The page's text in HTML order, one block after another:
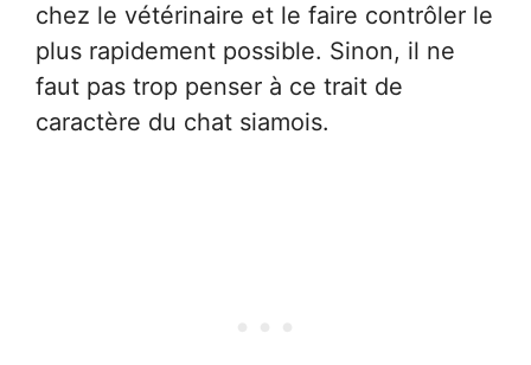
chez le vétérinaire et le faire contrôler le
plus rapidement possible. Sinon, il ne
faut pas trop penser à ce trait de
caractère du chat siamois.